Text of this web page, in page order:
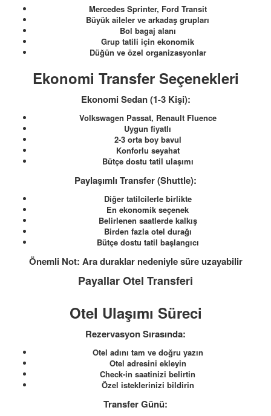
Mercedes Sprinter, Ford Transit
Büyük aileler ve arkadaş grupları
Bol bagaj alanı
Grup tatili için ekonomik
Düğün ve özel organizasyonlar
Ekonomi Transfer Seçenekleri
Ekonomi Sedan (1-3 Kişi):
Volkswagen Passat, Renault Fluence
Uygun fiyatlı
2-3 orta boy bavul
Konforlu seyahat
Bütçe dostu tatil ulaşımı
Paylaşımlı Transfer (Shuttle):
Diğer tatilcilerle birlikte
En ekonomik seçenek
Belirlenen saatlerde kalkış
Birden fazla otel durağı
Bütçe dostu tatil başlangıcı
Önemli Not: Ara duraklar nedeniyle süre uzayabilir
Payallar Otel Transferi
Otel Ulaşımı Süreci
Rezervasyon Sırasında:
Otel adını tam ve doğru yazın
Otel adresini ekleyin
Check-in saatinizi belirtin
Özel isteklerinizi bildirin
Transfer Günü: